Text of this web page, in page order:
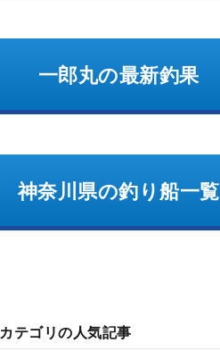
一郎丸の最新釣果
神奈川県の釣り船一覧
カテゴリの人気記事